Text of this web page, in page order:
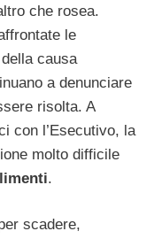
che rosea.
le
causa
a denunciare
risolta. A
con l’Esecutivo, la
molto difficile
.
scadere,